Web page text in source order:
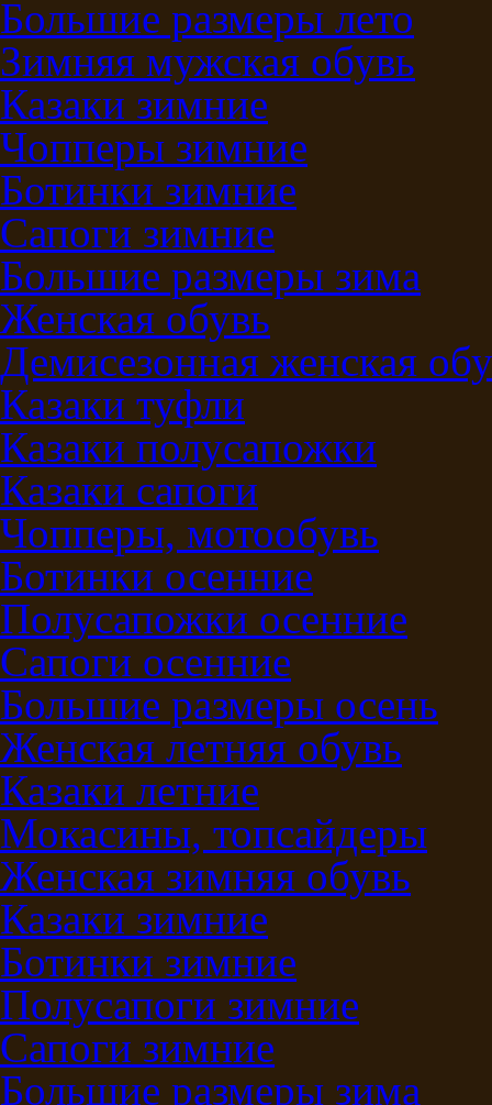
Большие размеры лето
Зимняя мужская обувь
Казаки зимние
Чопперы зимние
Ботинки зимние
Сапоги зимние
Большие размеры зима
Женская обувь
Демисезонная женская
Казаки туфли
Казаки полусапожки
Казаки сапоги
Чопперы, мотообувь
Ботинки осенние
Полусапожки осенние
Сапоги осенние
Большие размеры осень
Женская летняя обувь
Казаки летние
Мокасины, топсайдеры
Женская зимняя обувь
Казаки зимние
Ботинки зимние
Полусапоги зимние
Сапоги зимние
Большие размеры зима